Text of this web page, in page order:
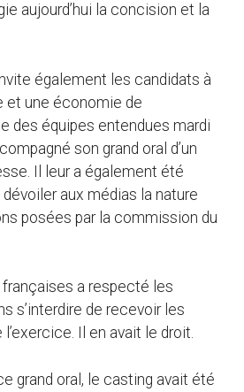
aujourd’hui la concision et la
également les candidats à
et une économie de
des équipes entendues mardi
son grand oral d’un
Il leur a également été
aux médias la nature
posées par la commission du
a respecté les
s’interdire de recevoir les
Il en avait le droit.
grand oral, le casting avait été